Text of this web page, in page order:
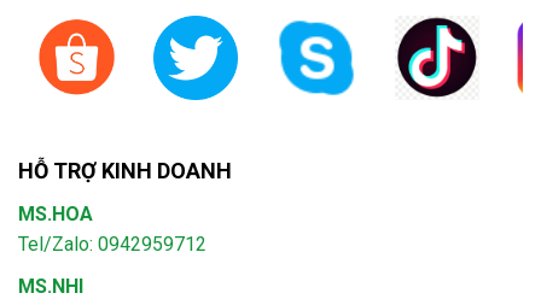
HỖ TRỢ KINH DOANH
MS.HOA
Tel/Zalo: 0942959712
MS.NHI